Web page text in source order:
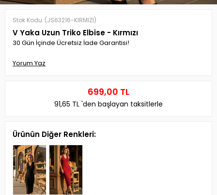
Stok Kodu (JS63216-KIRMIZI)
V Yaka Uzun Triko Elbise - Kırmızı
30 Gün İçinde Ücretsiz İade Garantisi!
Yorum Yaz
699,00 TL
91,65 TL 'den başlayan taksitlerle
Ürünün Diğer Renkleri: